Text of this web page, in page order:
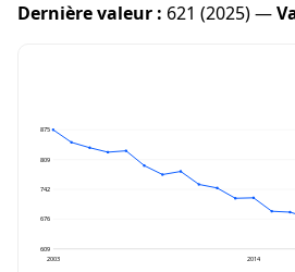
Dernière valeur : 621 (2025) —
875
809
742
676
609
2003
2014